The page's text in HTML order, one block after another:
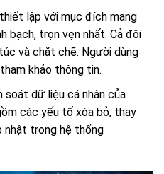
lập với mục đích mang
bạch, trọn vẹn nhất. Cả đôi
và chặt chẽ. Người dùng
khảo thông tin.
soát dữ liệu cá nhân của
các yếu tố xóa bỏ, thay
nhật trong hệ thống